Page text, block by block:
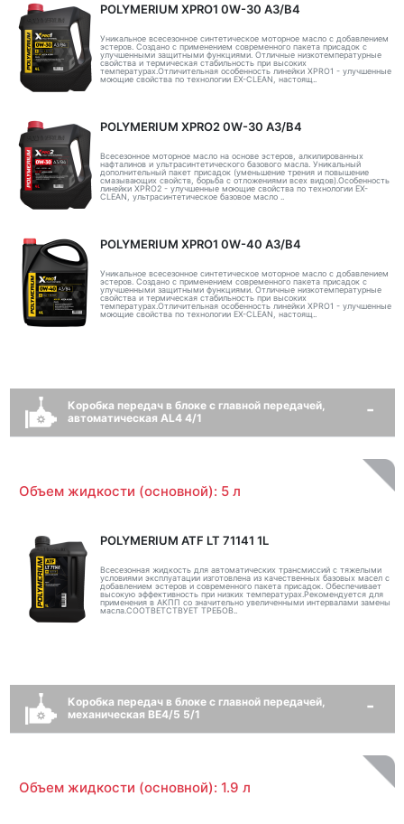
POLYMERIUM XPRO1 0W-30 A3/B4
Уникальное всесезонное синтетическое моторное масло с добавлением
эстеров. Создано с применением современного пакета присадок с
улучшенными защитными функциями. Отличные низкотемпературные
свойства и термическая стабильность при высоких
температурах.Отличительная особенность линейки XPRO1 - улучшенные
моющие свойства по технологии EX-CLEAN, настоящ..
POLYMERIUM XPRO2 0W-30 A3/B4
Всесезонное моторное масло на основе эстеров, алкилированных
нафталинов и ультрасинтетического базового масла. Уникальный
дополнительный пакет присадок (уменьшение трения и повышение
смазывающих свойств, борьба с отложениями всех видов).Особенность
линейки XPRO2 - улучшенные моющие свойства по технологии EX-
CLEAN, ультрасинтетическое базовое масло ..
POLYMERIUM XPRO1 0W-40 A3/B4
Уникальное всесезонное синтетическое моторное масло с добавлением
эстеров. Создано с применением современного пакета присадок с
улучшенными защитными функциями. Отличные низкотемпературные
свойства и термическая стабильность при высоких
температурах.Отличительная особенность линейки XPRO1 - улучшенные
моющие свойства по технологии EX-CLEAN, настоящ..
Коробка передач в блоке с главной передачей,
автоматическая AL4 4/1
Объем жидкости (основной): 5 л
POLYMERIUM ATF LT 71141 1L
Всесезонная жидкость для автоматических трансмиссий с тяжелыми
условиями эксплуатации изготовлена из качественных базовых масел с
добавлением эстеров и современного пакета присадок. Обеспечивает
высокую эффективность при низких температурах.Рекомендуется для
применения в АКПП со значительно увеличенными интервалами замены
масла.СООТВЕТСТВУЕТ ТРЕБОВ..
Коробка передач в блоке с главной передачей,
механическая BE4/5 5/1
Объем жидкости (основной): 1.9 л